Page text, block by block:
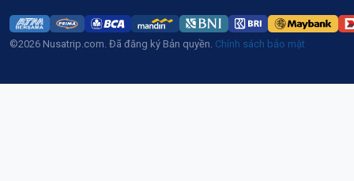
©2026 Nusatrip.com. Đã đăng ký Bản quyền. Chính sách bảo mật